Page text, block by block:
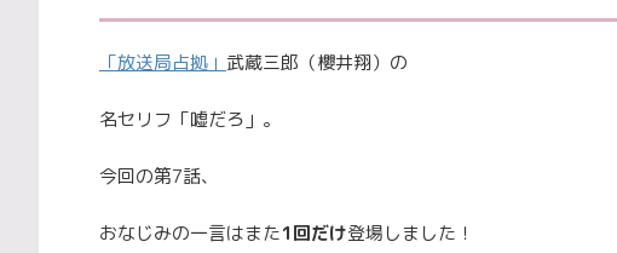
「放送局占拠」 武蔵三郎（櫻井翔）の
名セリフ「嘘だろ」。
今回の第7話、
おなじみの一言はまた1回だけ登場しました！